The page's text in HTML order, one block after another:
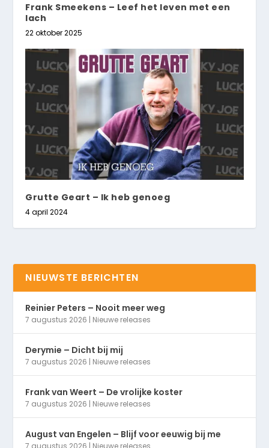
Frank Smeekens – Leef het leven met een
lach
22 oktober 2025
Grutte Geart – Ik heb genoeg
4 april 2024
NIEUWSTE BERICHTEN
Reinier Peters – Nooit meer weg
7 augustus 2026 | Nieuwe releases
Derymie – Dicht bij mij
7 augustus 2026 | Nieuwe releases
Frank van Weert – De vrolijke koster
7 augustus 2026 | Nieuwe releases
August van Engelen – Blijf voor eeuwig bij me
7 augustus 2026 | Nieuwe releases